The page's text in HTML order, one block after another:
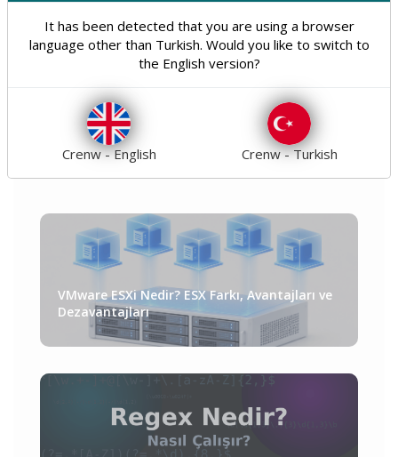
Güvenlik Genel 21
Teknoloji 31
VMware ESXi Nedir? ESX Farkı, Avantajları ve
Dezavantajları
It has been detected that you are using a browser
language other than Turkish. Would you like to switch to
the English version?
Crenw - English Crenw - Turkish